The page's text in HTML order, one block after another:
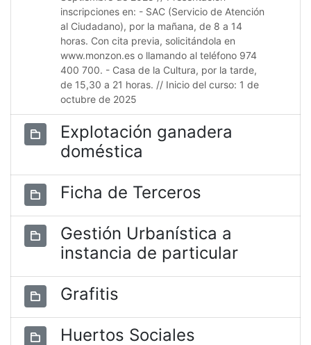
inscripciones en: - SAC (Servicio de Atención
al Ciudadano), por la mañana, de 8 a 14
horas. Con cita previa, solicitándola en
www.monzon.es o llamando al teléfono 974
400 700. - Casa de la Cultura, por la tarde,
de 15,30 a 21 horas. // Inicio del curso: 1 de
octubre de 2025
Explotación ganadera
doméstica
Ficha de Terceros
Gestión Urbanística a
instancia de particular
Grafitis
Huertos Sociales